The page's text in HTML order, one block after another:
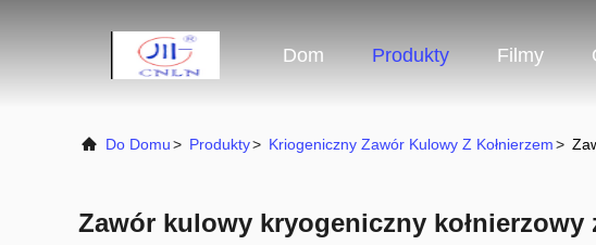
Dom Produkty Filmy
Do Domu> Produkty> Kriogeniczny Zawór Kulowy Z Kołnierzem>
Zawór kulowy kryogeniczny kołnierzowy